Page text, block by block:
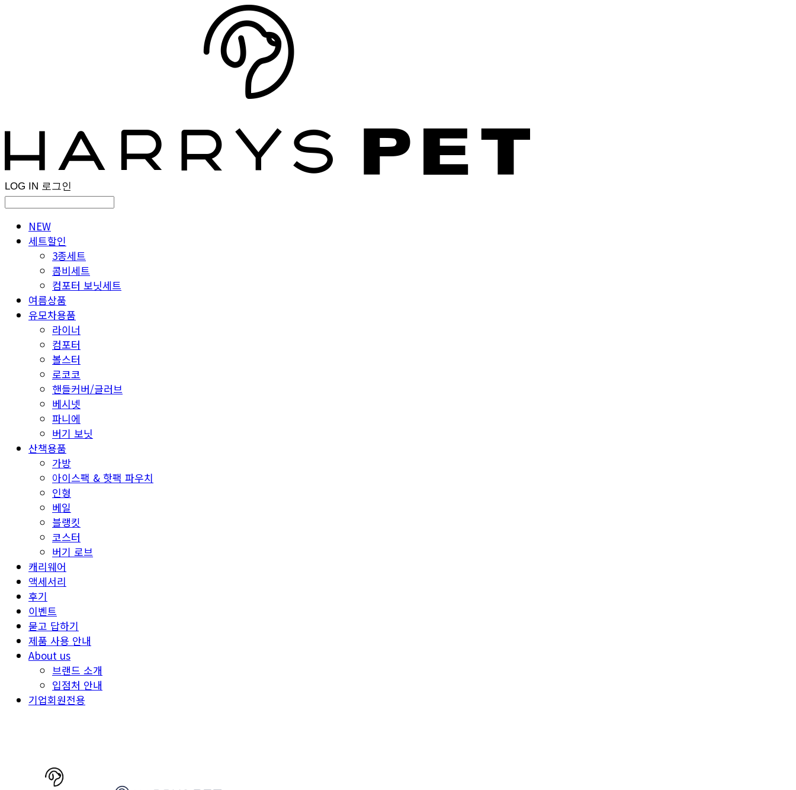
LOG IN 로그인
NEW
세트할인
3종세트
콤비세트
컴포터 보닛세트
여름상품
유모차용품
라이너
컴포터
볼스터
로코코
핸들커버/글러브
베시넷
파니에
버기 보닛
산책용품
가방
아이스팩 & 핫팩 파우치
인형
베일
블랭킷
코스터
버기 로브
캐리웨어
액세서리
후기
이벤트
묻고 답하기
제품 사용 안내
About us
브랜드 소개
입점처 안내
기업회원전용